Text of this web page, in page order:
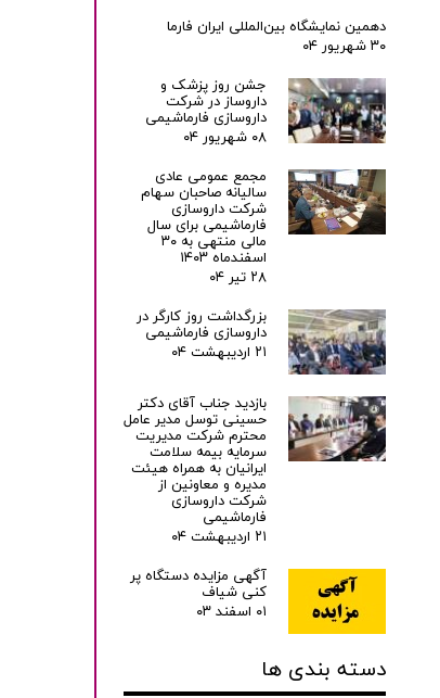
دهمین نمایشگاه بین‌المللی ایران فارما
۳۰ شهریور ۰۴
جشن روز پزشک و
داروساز در شرکت
داروسازی فارماشیمی
۰۸ شهریور ۰۴
مجمع عمومی عادی
سالیانه صاحبان سهام
شرکت داروسازی
فارماشیمی برای سال
مالی منتهی به ۳۰
اسفندماه ۱۴۰۳
۲۸ تیر ۰۴
بزرگداشت روز کارگر در
داروسازی فارماشیمی
۲۱ اردیبهشت ۰۴
بازدید جناب آقای دکتر
حسینی توسل مدیر عامل
محترم شرکت مدیریت
سرمایه بیمه سلامت
ایرانیان به همراه هیئت
مدیره و معاونین از
شرکت داروسازی
فارماشیمی
۲۱ اردیبهشت ۰۴
آگهی مزایده دستگاه پر
کنی شیاف
۰۱ اسفند ۰۳
دسته بندی ها